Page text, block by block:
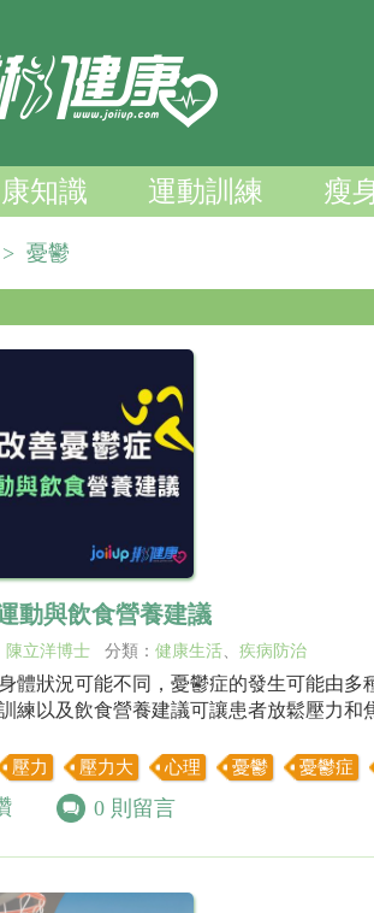
知識 運動訓練 瘦
> 憂鬱
動與飲食營養建議
陳立洋博士 分類： 健康生活、 疾病防治
體狀況可能不同，憂鬱症的發生可能由多
練以及飲食營養建議可讓患者放鬆壓力和
壓力 壓力大 心理 憂鬱 憂鬱症
0 則留言